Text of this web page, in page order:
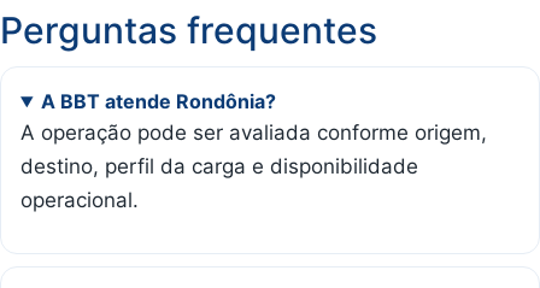
Perguntas frequentes
A BBT atende Rondônia?
A operação pode ser avaliada conforme origem,
destino, perfil da carga e disponibilidade
operacional.